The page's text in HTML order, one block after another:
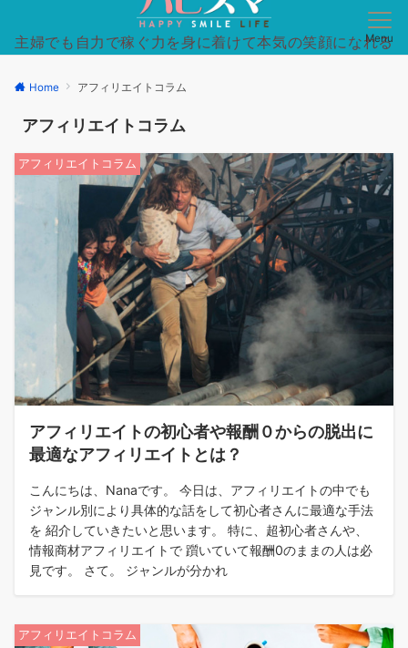
主婦でも自力で稼ぐ力を身に着けて本気の笑顔になれる
Menu
Home アフィリエイトコラム
アフィリエイトコラム
アフィリエイトコラム
アフィリエイトの初心者や報酬０からの脱出に
最適なアフィリエイトとは？
こんにちは、Nanaです。 今日は、アフィリエイトの中でも
ジャンル別により具体的な話をして初心者さんに最適な手法
を 紹介していきたいと思います。 特に、超初心者さんや、
情報商材アフィリエイトで 躓いていて報酬0のままの人は必
見です。 さて。 ジャンルが分かれ
アフィリエイトコラム